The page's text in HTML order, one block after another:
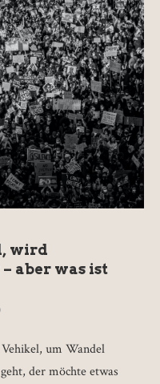
wird
aber was ist
um Wandel
der möchte etwas